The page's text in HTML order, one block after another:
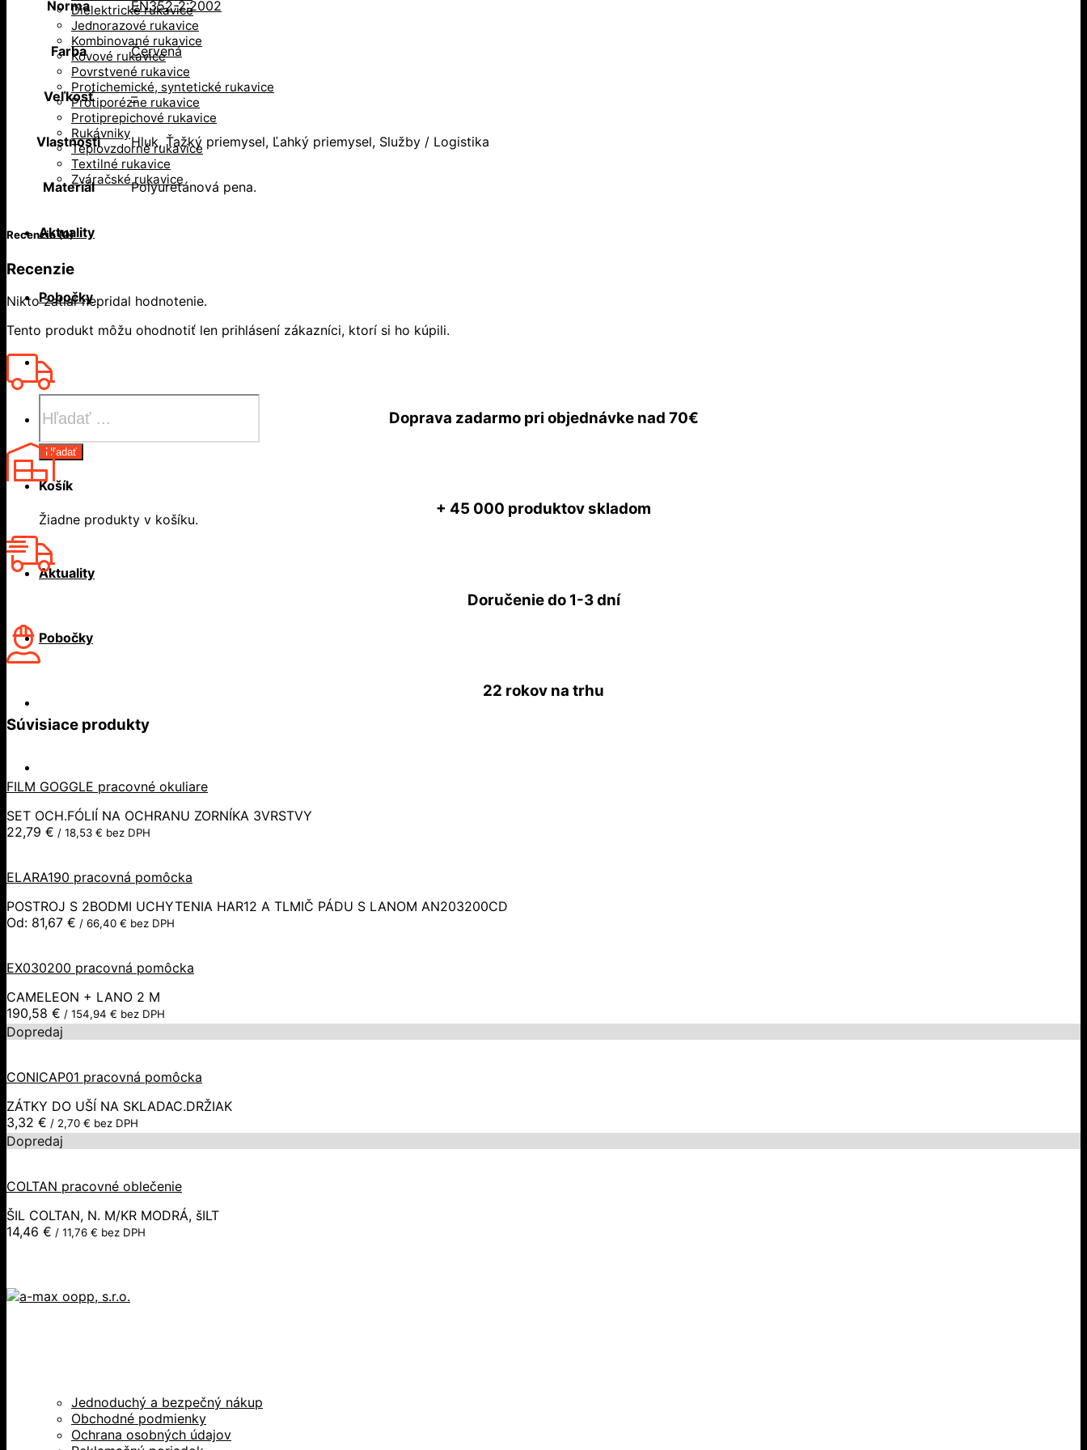
Dielektrické rukavice
Jednorazové rukavice
Kombinované rukavice
Kovové rukavice
Povrstvené rukavice
Protichemické, syntetické rukavice
Protiporézne rukavice
Protiprepichové rukavice
Rukávniky
Teplovzdorné rukavice
Textilné rukavice
Zváračské rukavice
Aktuality
Pobočky
search
Hľadať
Košík
Žiadne produkty v košíku.
Aktuality
Pobočky
Norma
EN352-2:2002
Farba Červená
Veľkosť –
Vlastnosti Hluk, Ťažký priemysel, Ľahký priemysel, Služby / Logistika
Materiál Polyuretánová pena.
Recenzie (0)
Recenzie
Nikto zatiaľ nepridal hodnotenie.
Tento produkt môžu ohodnotiť len prihlásení zákazníci, ktorí si ho kúpili.
Doprava zadarmo pri objednávke nad 70€
+ 45 000 produktov skladom
Doručenie do1-3 dní
22 rokov na trhu
Súvisiace produkty
FILM GOGGLE pracovné okuliare
SET OCH.FÓLIÍ NA OCHRANU ZORNÍKA 3VRSTVY
22,79 € / 18,53 € bez DPH
ELARA190 pracovná pomôcka
POSTROJ S 2BODMI UCHYTENIA HAR12 A TLMIČ PÁDU S LANOM AN203200CD
Od: 81,67 € / 66,40 € bez DPH
EX030200 pracovná pomôcka
CAMELEON + LANO 2 M
190,58 € / 154,94 € bez DPH
Dopredaj
CONICAP01 pracovná pomôcka
ZÁTKY DO UŠÍ NA SKLADAC.DRŽIAK
3,32 € / 2,70 € bez DPH
Dopredaj
COLTAN pracovné oblečenie
ŠIL COLTAN, N. M/KR MODRÁ, šILT
14,46 € / 11,76 € bez DPH
Jednoduchý a bezpečný nákup
Obchodné podmienky
Ochrana osobných údajov